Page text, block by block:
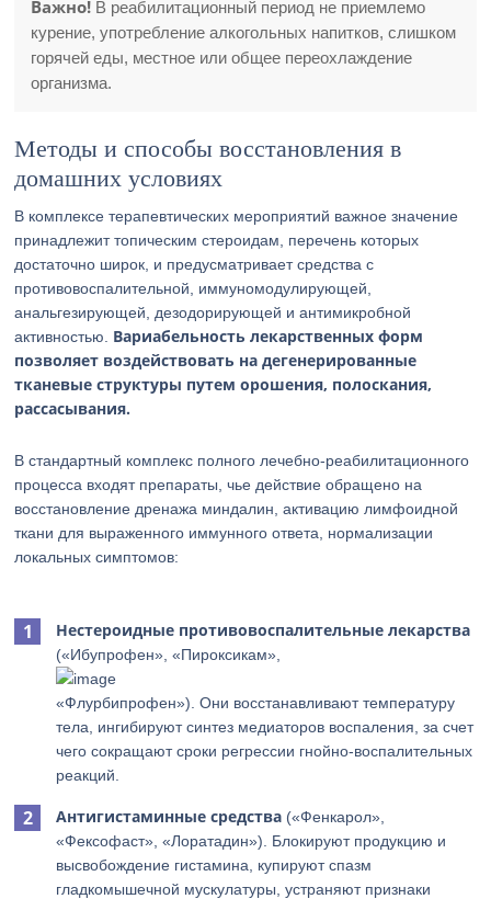
Важно! В реабилитационный период не приемлемо
курение, употребление алкогольных напитков, слишком
горячей еды, местное или общее переохлаждение
организма.
Методы и способы восстановления в
домашних условиях
В комплексе терапевтических мероприятий важное значение
принадлежит топическим стероидам, перечень которых
достаточно широк, и предусматривает средства с
противовоспалительной, иммуномодулирующей,
анальгезирующей, дезодорирующей и антимикробной
активностью. Вариабельность лекарственных форм
позволяет воздействовать на дегенерированные
тканевые структуры путем орошения, полоскания,
рассасывания.
В стандартный комплекс полного лечебно-реабилитационного
процесса входят препараты, чье действие обращено на
восстановление дренажа миндалин, активацию лимфоидной
ткани для выраженного иммунного ответа, нормализации
локальных симптомов:
Нестероидные противовоспалительные лекарства
(«Ибупрофен», «Пироксикам»,
«Флурбипрофен»). Они восстанавливают температуру
тела, ингибируют синтез медиаторов воспаления, за счет
чего сокращают сроки регрессии гнойно-воспалительных
реакций.
Антигистаминные средства («Фенкарол»,
«Фексофаст», «Лоратадин»). Блокируют продукцию и
высвобождение гистамина, купируют спазм
гладкомышечной мускулатуры, устраняют признаки